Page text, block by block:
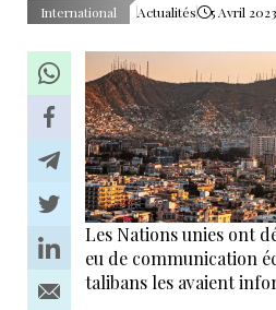
International Actualités 5 Avril
Les Nations unies ont
eu de communication
talibans les avaient